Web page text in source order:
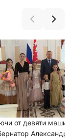
от девяти машин
Александр